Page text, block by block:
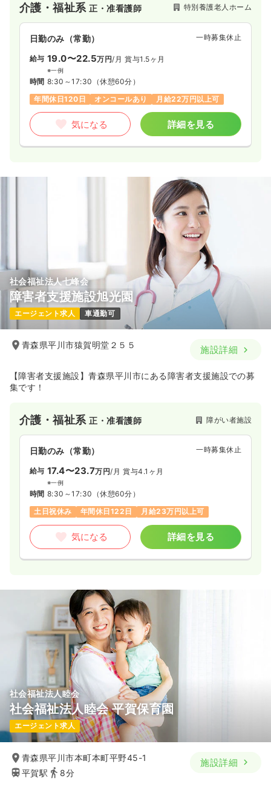
介護・福祉系正・准看護師 特別養護老人ホーム
日勤のみ（常勤） 一時募集休止
給与 19.0〜22.5万円/月 賞与1.5ヶ月
※一例
時間 8:30～17:30 （休憩60分）
年間休日120日
オンコールあり 月給22万円以上可
気になる 詳細を見る
社会福祉法人七峰会
障害者支援施設旭光園
エージェント求人 車通勤可
青森県平川市猿賀明堂２５５ 施設詳細
【障害者支援施設】青森県平川市にある障害者支援施設での募
集です！
介護・福祉系正・准看護師 障がい者施設
日勤のみ（常勤） 一時募集休止
給与 17.4〜23.7万円/月 賞与4.1ヶ月
※一例
時間 8:30～17:30 （休憩60分）
土日祝休み
年間休日122日 月給23万円以上可
気になる 詳細を見る
社会福祉法人睦会
社会福祉法人睦会 平賀保育園
エージェント求人
青森県平川市本町本町平野45-1
平賀駅
8分
施設詳細